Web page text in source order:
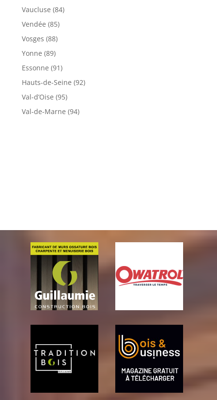
Vaucluse (84)
Vendée (85)
Vosges (88)
Yonne (89)
Essonne (91)
Hauts-de-Seine (92)
Val-d’Oise (95)
Val-de-Marne (94)